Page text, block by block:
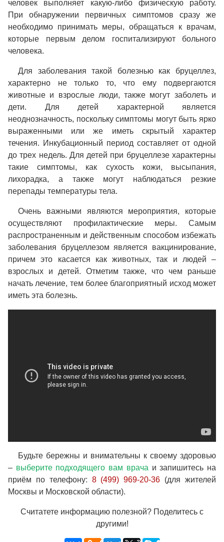
человек выполняет какую-либо физическую работу.
При обнаружении первичных симптомов сразу же
необходимо принимать меры, обращаться к врачам,
которые первым делом госпитализируют больного
человека.
Для заболевания такой болезнью как бруцеллез,
характерно не только то, что ему подвергаются
животные и взрослые люди, также могут заболеть и
дети. Для детей характерной является
неоднозначность, поскольку симптомы могут быть ярко
выраженными или же иметь скрытый характер
течения. Инкубационный период составляет от одной
до трех недель. Для детей при бруцеллезе характерны
такие симптомы, как сухость кожи, высыпания,
лихорадка, а также могут наблюдаться резкие
перепады температуры тела.
Очень важными являются мероприятия, которые
осуществляют профилактические меры. Самым
распространенным и действенным способом избежать
заболевания бруцеллезом является вакцинирование,
причем это касается как животных, так и людей –
взрослых и детей. Отметим также, что чем раньше
начать лечение, тем более благоприятный исход может
иметь эта болезнь.
Будьте бережны и внимательны к своему здоровью
– выберите подходящего вам врача и запишитесь на
приём по телефону: 8 (499) 969-20-36 (для жителей
Москвы и Московской области).
Считатете информацию полезной? Поделитесь с
другими!